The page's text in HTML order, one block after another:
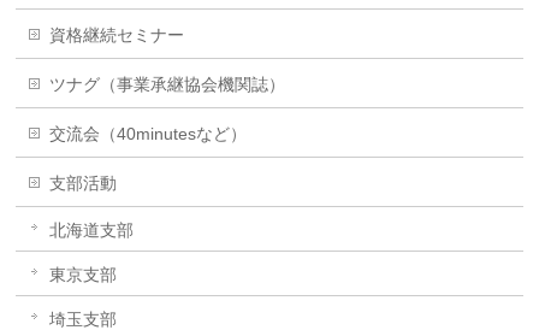
資格継続セミナー
ツナグ（事業承継協会機関誌）
交流会（40minutesなど）
支部活動
北海道支部
東京支部
埼玉支部